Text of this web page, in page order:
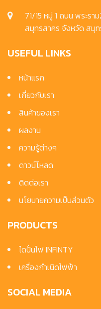
71/15 หมู่ 1 ถนน พระรา
สมุทรสาคร จังหวัด สมุ
USEFUL LINKS
หน้าแรก
เกี่ยวกับเรา
สินค้าของเรา
ผลงาน
ความรู้ต่างๆ
ดาวน์โหลด
ติดต่อเรา
นโยบายความเป็นส่วนตัว
PRODUCTS
ไดปั่นไฟ INFINTY
เครื่องกำเนิดไฟฟ้า
SOCIAL MEDIA